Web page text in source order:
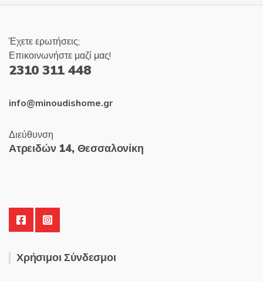
Έχετε ερωτήσεις;
Επικοινωνήστε μαζί μας!
2310 311 448
info@minoudishome.gr
Διεύθυνση
Ατρειδών 14, Θεσσαλονίκη
Χρήσιμοι Σύνδεσμοι